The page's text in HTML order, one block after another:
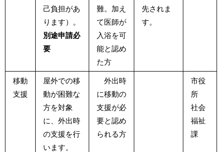
己負担があ
ります）。
別途申請必
要
難。加え
て医師が
入浴を可
能と認め
た方
先されま
す。
移動
支援
屋外での移
動が困難な
方を対象
に、外出時
の支援を行
います。
外出時
に移動の
支援が必
要と認め
られる方
市役
所
社会
福祉
課